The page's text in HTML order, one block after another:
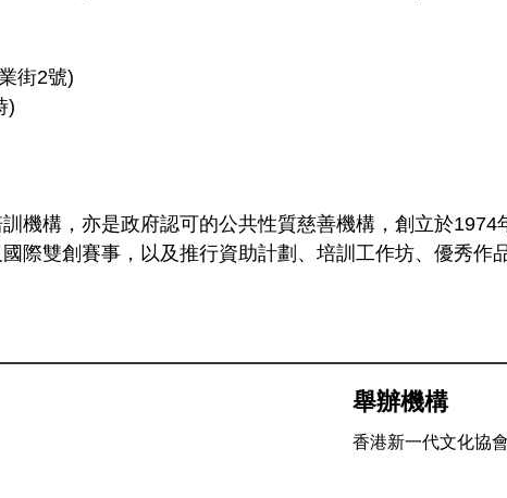
街2號)
)
機構，亦是政府認可的公共性質慈善機構，創立於
際雙創賽事，以及推行資助計劃、培訓工作坊、優秀作
舉辦機構
香港新一代文化協會